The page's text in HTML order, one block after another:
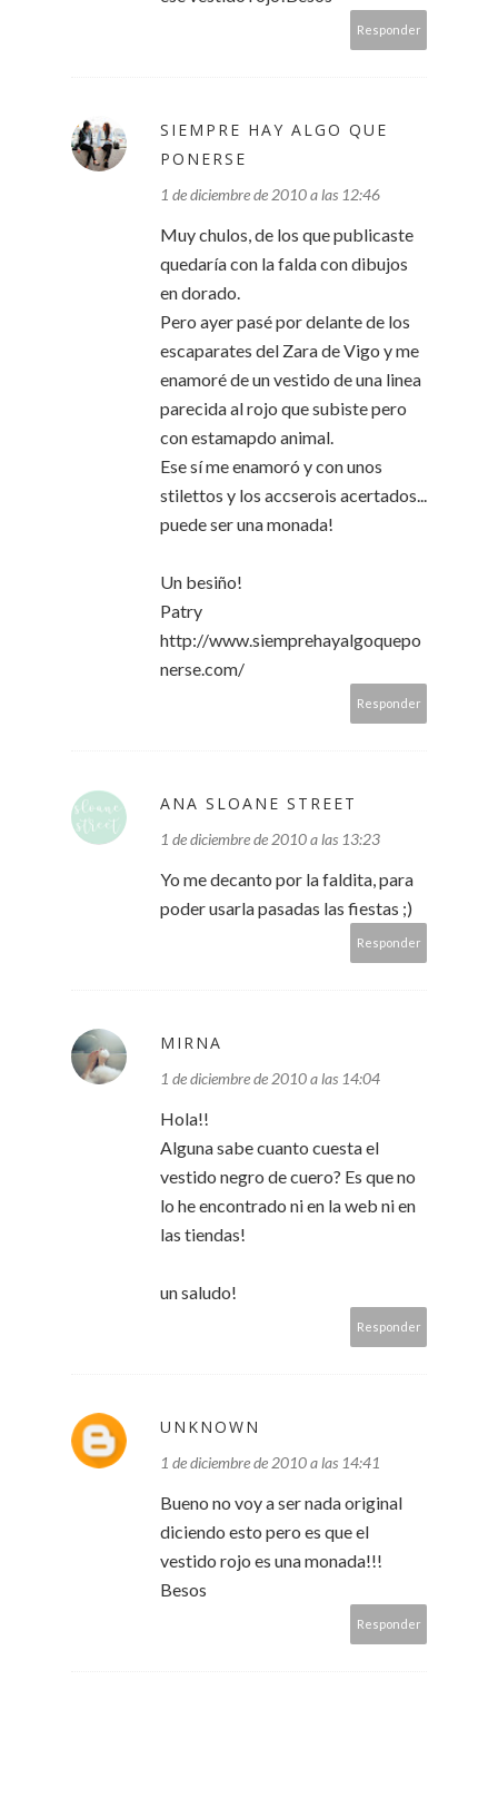
Responder
SIEMPRE HAY ALGO QUE
PONERSE
1 de diciembre de 2010 a las 12:46
Muy chulos, de los que publicaste
quedaría con la falda con dibujos
en dorado.
Pero ayer pasé por delante de los
escaparates del Zara de Vigo y me
enamoré de un vestido de una linea
parecida al rojo que subiste pero
con estamapdo animal.
Ese sí me enamoró y con unos
stilettos y los accserois acertados...
puede ser una monada!
Un besiño!
Patry
http://www.siemprehayalgoquepo
nerse.com/
Responder
ANA SLOANE STREET
1 de diciembre de 2010 a las 13:23
Yo me decanto por la faldita, para
poder usarla pasadas las fiestas ;)
Responder
MIRNA
1 de diciembre de 2010 a las 14:04
Hola!!
Alguna sabe cuanto cuesta el
vestido negro de cuero? Es que no
lo he encontrado ni en la web ni en
las tiendas!
un saludo!
Responder
UNKNOWN
1 de diciembre de 2010 a las 14:41
Bueno no voy a ser nada original
diciendo esto pero es que el
vestido rojo es una monada!!!
Besos
Responder